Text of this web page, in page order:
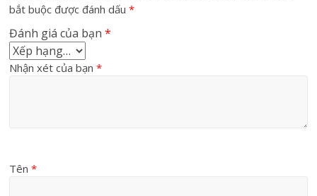
bắt buộc được đánh dấu*
Đánh giá của bạn*
Nhận xét của bạn*
Tên*